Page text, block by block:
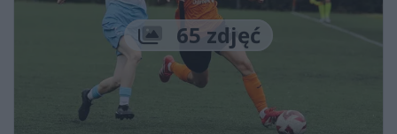
Liczba zdjęć
65 zdjęć